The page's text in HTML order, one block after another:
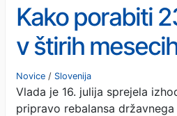
Kako porabiti
v štirih
Novice / Slovenija
Vlada je 16. julija sprejela
pripravo rebalansa